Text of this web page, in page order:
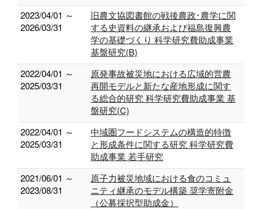
2023/04/01 ～
2026/03/31
旧農文協図書館の戦後農政･農学に関
する史資料の継承および福島復興農
学の基礎づくり 科学研究費助成事業
基盤研究(B)
2022/04/01 ～
2025/03/31
原発事故被災地における広域的営農
再開モデルと新たな産地形成に関す
る総合的研究 科学研究費助成事業 基
盤研究(C)
2022/04/01 ～
2025/03/31
中域圏フードシステムの構造的特徴
と形成条件に関する研究 科学研究費
助成事業 若手研究
2021/06/01 ～
2023/08/31
原子力被災地域における食のコミュ
ニティ継承のモデル構築 奨学寄附金
（公募採択型助成金）